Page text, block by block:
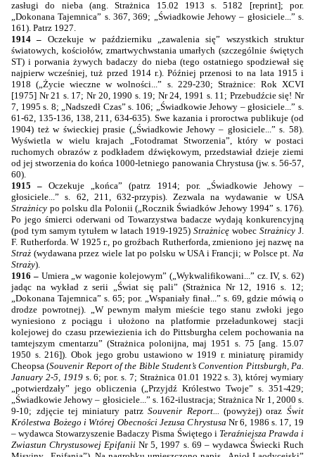
zasługi do nieba (ang. Strażnica 15.02 1913 s. 5182 [reprint]; por.
„Dokonana Tajemnica” s. 367, 369; „Świadkowie Jehowy – głosiciele...” s.
161). Patrz 1927.
1914 – Oczekuje w październiku „zawalenia się” wszystkich struktur
światowych, kościołów, zmartwychwstania umarłych (szczególnie świętych
ST) i porwania żywych badaczy do nieba (tego ostatniego spodziewał się
najpierw wcześniej, tuż przed 1914 r.). Później przenosi to na lata 1915 i
1918 („Życie wieczne w wolności...” s. 229-230; Strażnice: Rok XCVI
[1975] Nr 21 s. 17; Nr 20, 1990 s. 19; Nr 24, 1991 s. 11; Przebudźcie się! Nr
7, 1995 s. 8; „Nadszedł Czas” s. 106; „Świadkowie Jehowy – głosiciele...” s.
61-62, 135-136, 138, 211, 634-635). Swe kazania i proroctwa publikuje (od
1904) też w świeckiej prasie („Świadkowie Jehowy – głosiciele...” s. 58).
Wyświetla w wielu krajach „Fotodramat Stworzenia”, który w postaci
ruchomych obrazów z podkładem dźwiękowym, przedstawiał dzieje ziemi
od jej stworzenia do końca 1000-letniego panowania Chrystusa (jw. s. 56-57,
60).
1915 –Oczekuje „końca” (patrz 1914; por. „Świadkowie Jehowy –
głosiciele...” s. 62, 211, 632-przypis). Zezwala na wydawanie w USA
Strażnicy po polsku dla Polonii („Rocznik Świadków Jehowy 1994” s. 176).
Po jego śmierci oderwani od Towarzystwa badacze wydają konkurencyjną
(pod tym samym tytułem w latach 1919-1925)Strażnicę wobec Strażnicy J.
F. Rutherforda. W 1925 r., po groźbach Rutherforda, zmieniono jej nazwę na
Straż (wydawana przez wiele lat po polsku w USA i Francji; w Polsce pt. Na
Straży).
1916 – Umiera „w wagonie kolejowym” („Wykwalifikowani...” cz. IV, s. 62)
jadąc na wykład z serii „Świat się pali” (Strażnica Nr 12, 1916 s. 12;
„Dokonana Tajemnica” s. 65; por. „Wspaniały finał...” s. 69, gdzie mówią o
drodze powrotnej). „W pewnym małym mieście tego stanu zwłoki jego
wyniesiono z pociągu i ułożono na platformie przeładunkowej stacji
kolejowej do czasu przewiezienia ich do Pittsburgha celem pochowania na
tamtejszym cmentarzu” (Strażnica polonijna, maj 1951 s. 75 [ang. 15.07
1950 s. 216]). Obok jego grobu ustawiono w 1919 r. miniaturę piramidy
Cheopsa (Souvenir Report of the Bible Student’s Convention Pittsburgh, Pa.
January 2-5, 1919s. 6; por. s. 7; Strażnica 01.01 1922 s. 3), której wymiary
„potwierdzały” jego obliczenia („Przyjdź Królestwo Twoje” s. 351-429;
„Świadkowie Jehowy – głosiciele...” s. 162-ilustracja; Strażnica Nr 1, 2000 s.
9-10; zdjęcie tej miniatury patrzSouvenir Report... (powyżej) oraz Świt
Królestwa Bożego i Wtórej Obecności Jezusa Chrystusa Nr 6, 1986 s. 17, 19
– wydawca Stowarzyszenie Badaczy Pisma Świętego i Teraźniejsza Prawda i
Zwiastun Chrystusowej Epifanii Nr 5, 1997 s. 69 – wydawca Świecki Ruch